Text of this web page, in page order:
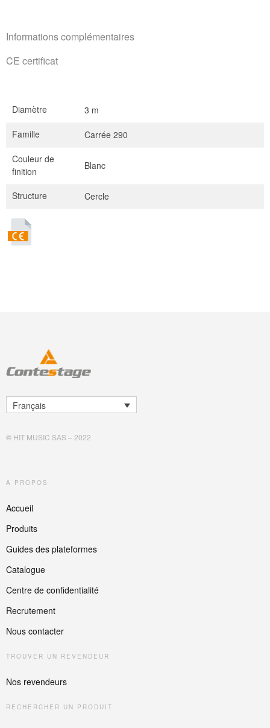
Informations complémentaires
CE certificat
Diamètre
3 m
Famille
Carrée 290
Couleur de
finition
Blanc
Structure Cercle
Français
© HIT MUSIC SAS – 2022
A PROPOS
Accueil
Produits
Guides des plateformes
Catalogue
Centre de confidentialité
Recrutement
Nous contacter
TROUVER UN REVENDEUR
Nos revendeurs
RECHERCHER UN PRODUIT